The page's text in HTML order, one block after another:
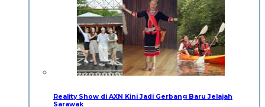
Reality Show di AXN Kini Jadi Gerbang Baru Jelajah
Sarawak